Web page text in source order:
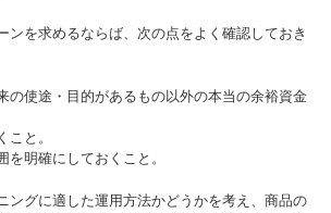
ンを求めるならば、次の点をよく確認しておき
の使途・目的があるもの以外の本当の余裕資金
こと。
を明確にしておくこと。
ングに適した運用方法かどうかを考え、商品の